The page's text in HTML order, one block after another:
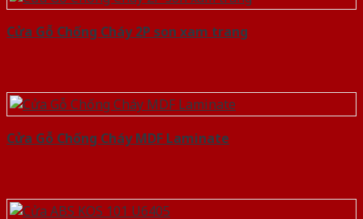
Cửa Gỗ Chống Cháy 2P son xam trang
Cửa Gỗ Chống Cháy MDF Laminate